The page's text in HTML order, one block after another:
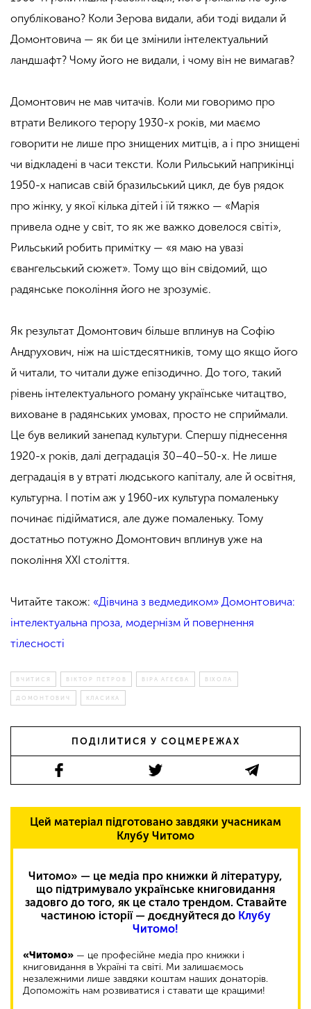
опубліковано? Коли Зерова видали, аби тоді видали й
Домонтовича — як би це змінили інтелектуальний
ландшафт? Чому його не видали, і чому він не вимагав?
Домонтович не мав читачів. Коли ми говоримо про
втрати Великого терору 1930-х років, ми маємо
говорити не лише про знищених митців, а і про знищені
чи відкладені в часи тексти. Коли Рильський наприкінці
1950-х написав свій бразильський цикл, де був рядок
про жінку, у якої кілька дітей і їй тяжко — «Марія
привела одне у світ, то як же важко довелося світі»,
Рильський робить примітку — «я маю на увазі
євангельський сюжет». Тому що він свідомий, що
радянське покоління його не зрозуміє.
Як результат Домонтович більше вплинув на Софію
Андрухович, ніж на шістдесятників, тому що якщо його
й читали, то читали дуже епізодично. До того, такий
рівень інтелектуального роману українське читацтво,
виховане в радянських умовах, просто не сприймали.
Це був великий занепад культури. Спершу піднесення
1920-х років, далі деградація 30–40–50-х. Не лише
деградація в у втраті людського капіталу, але й освітня,
культурна. І потім аж у 1960-их культура помаленьку
починає підійматися, але дуже помаленьку. Тому
достатньо потужно Домонтович вплинув уже на
покоління XXI століття.
Читайте також: «Дівчина з ведмедиком» Домонтовича:
інтелектуальна проза, модернізм й повернення
тілесності
ВЧИТИСЯ ВІКТОР ПЕТРОВ ВІРА АГЕЄВА ВІХОЛА
ДОМОНТОВИЧ КЛАСИКА
ПОДІЛИТИСЯ У СОЦМЕРЕЖАХ
Цей матеріал підготовано завдяки учасникам
Клубу Читомо
Читомо» — це медіа про книжки й літературу,
що підтримувало українське книговидання
задовго до того, як це стало трендом. Ставайте
частиною історії — доєднуйтеся до Клубу
Читомо!
«Читомо» — це професійне медіа про книжки і
книговидання в Україні та світі. Ми залишаємось
незалежними лише завдяки коштам наших донаторів.
Допоможіть нам розвиватися і ставати ще кращими!